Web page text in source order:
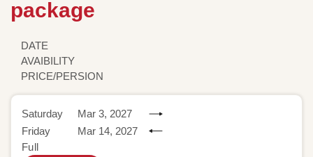
package
DATE
AVAIBILITY
PRICE/PERSION
Saturday
Mar 3, 2027
Friday
Mar 14, 2027
Full